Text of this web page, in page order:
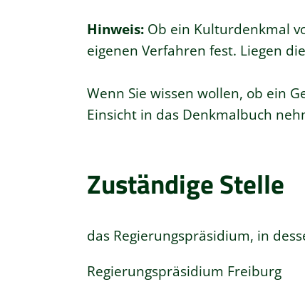
Hinweis: Ob ein Kulturdenkmal
eigenen Verfahren fest. Liegen
Wenn Sie wissen wollen, ob ein
Einsicht in das Denkmalbuch
Zuständige Stelle
das Regierungspräsidium, in
Regierungspräsidium Freiburg